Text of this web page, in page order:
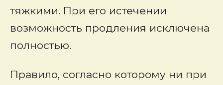
тяжкими. При его истечении
возможность продления исключена
полностью.
Правило, согласно которому ни при